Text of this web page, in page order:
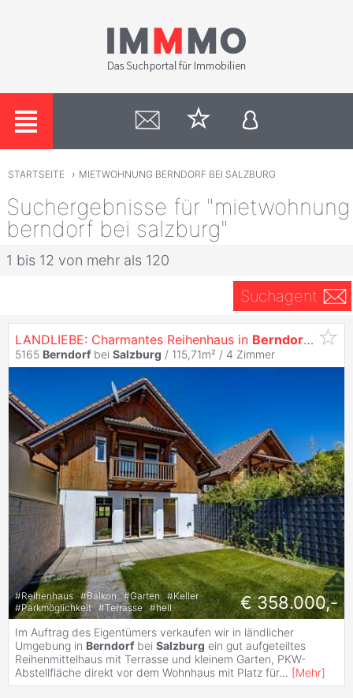
STARTSEITE › MIETWOHNUNG BERNDORF BEI SALZBURG
Suchergebnisse für "mietwohnung
berndorf bei salzburg"
1 bis 12 von mehr als 120
Suchagent
LANDLIEBE: Charmantes Reihenhaus in Berndorf bei
5165 Berndorf bei Salzburg / 115,71m² / 4 Zimmer
#Reihenhaus #Balkon #Garten #Keller
#Parkmöglichkeit #Terrasse #hell € 358.000,-
Im Auftrag des Eigentümers verkaufen wir in ländlicher
Umgebung in Berndorf bei Salzburg ein gut aufgeteiltes
Reihenmittelhaus mit Terrasse und kleinem Garten, PKW-
Abstellfläche direkt vor dem Wohnhaus mit Platz für... [Mehr]